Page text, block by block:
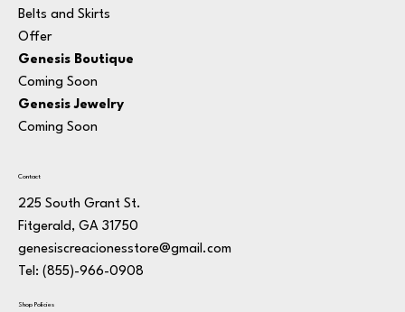
Belts and Skirts
Offer
Genesis Boutique
Coming Soon
Genesis Jewelry
Coming Soon
Contact
225 South Grant St.
Fitgerald, GA 31750
genesiscreacionesstore@gmail.com
Tel: (855)-966-0908
Shop Policies